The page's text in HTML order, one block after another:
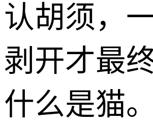
认胡须，
剥开才最
什么是猫。